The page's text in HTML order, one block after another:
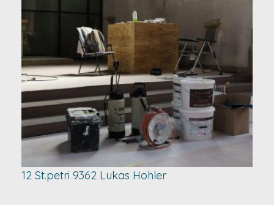
12 St.petri 9362 Lukas Hohler